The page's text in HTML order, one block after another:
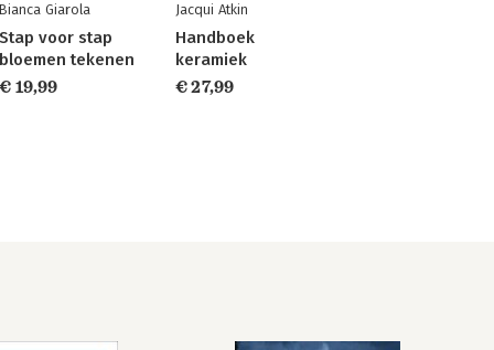
Bianca Giarola
Stap voor stap
bloemen tekenen
€ 19,99
Jacqui Atkin
Handboek
keramiek
€ 27,99